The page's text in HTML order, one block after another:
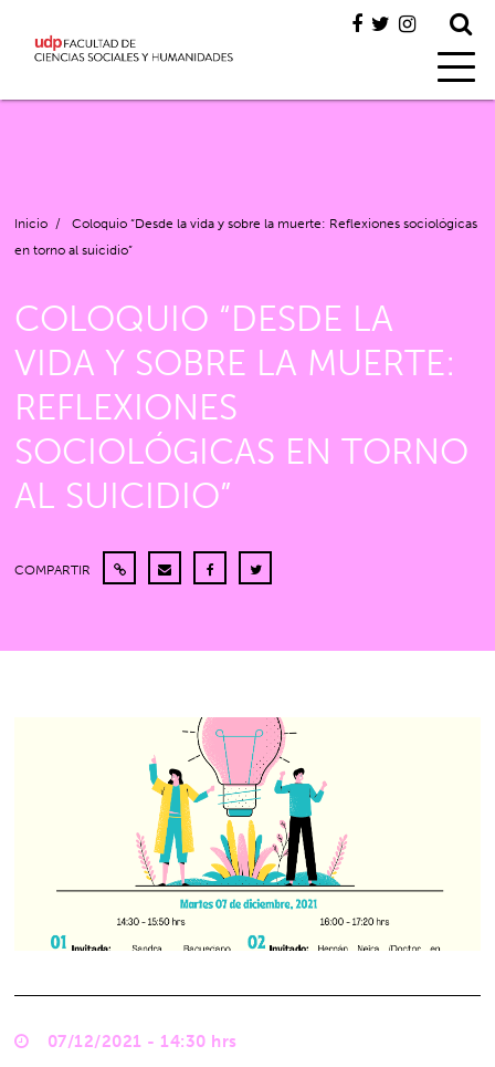
Inicio /
Coloquio “Desde la vida y sobre la muerte: Reflexiones sociológicas
en torno al suicidio”
COLOQUIO “DESDE LA
VIDA Y SOBRE LA MUERTE:
REFLEXIONES
SOCIOLÓGICAS EN TORNO
AL SUICIDIO”
COMPARTIR
07/12/2021 - 14:30 hrs